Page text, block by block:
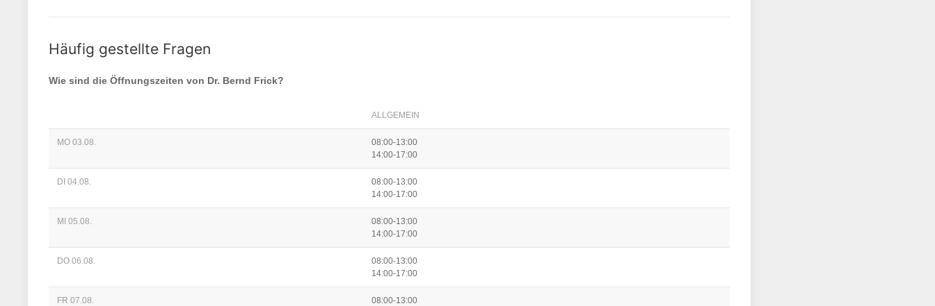
Häufig gestellte Fragen
Wie sind die Öffnungszeiten von Dr. Bernd Frick?
ALLGEMEIN
MO 03.08.
08:00-13:00
14:00-17:00
DI 04.08.
08:00-13:00
14:00-17:00
MI 05.08.
08:00-13:00
14:00-17:00
DO 06.08.
08:00-13:00
14:00-17:00
FR 07.08. 08:00-13:00